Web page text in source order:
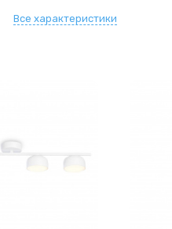
Все характеристики